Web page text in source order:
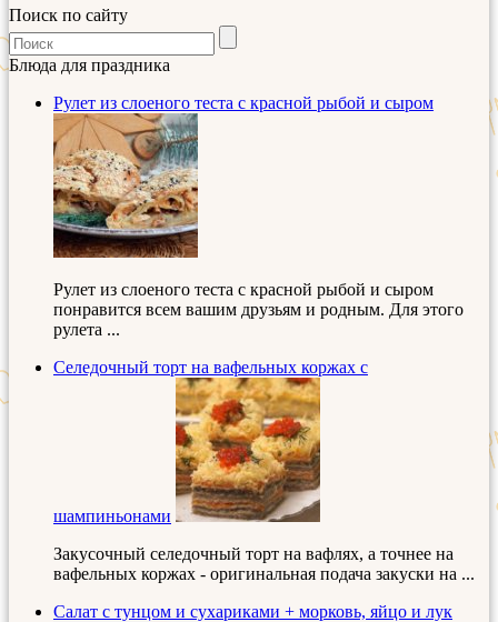
Поиск по сайту
Блюда для праздника
Рулет из слоеного теста с красной рыбой и сыром
Рулет из слоеного теста с красной рыбой и сыром
понравится всем вашим друзьям и родным. Для этого
рулета ...
Селедочный торт на вафельных коржах с
шампиньонами
Закусочный селедочный торт на вафлях, а точнее на
вафельных коржах - оригинальная подача закуски на ...
Салат с тунцом и сухариками + морковь, яйцо и лук